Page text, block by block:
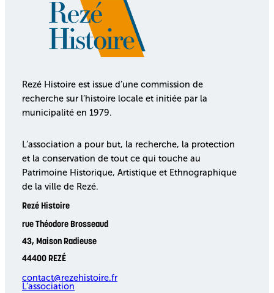
Rezé Histoire est issue d’une commission de
recherche sur l’histoire locale et initiée par la
municipalité en 1979.
L’association a pour but, la recherche, la protection
et la conservation de tout ce qui touche au
Patrimoine Historique, Artistique et Ethnographique
de la ville de Rezé.
Rezé Histoire
rue Théodore Brosseaud
43, Maison Radieuse
44400 REZÉ
contact@rezehistoire.fr
L’association